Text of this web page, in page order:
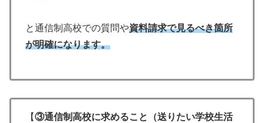
と通信制高校での質問や資料請求で見るべき箇所
が明確になります。
【③通信制高校に求めること（送りたい学校生活